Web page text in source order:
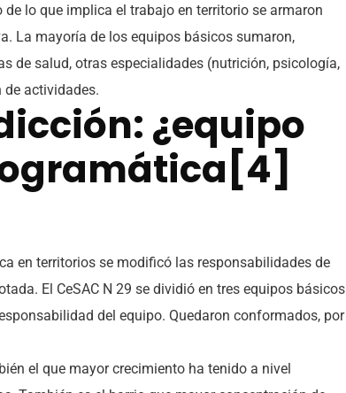
lo que implica el trabajo en territorio se armaron
La mayoría de los equipos básicos sumaron,
de salud, otras especialidades (nutrición, psicología,
actividades.
¿equipo
en territorios se modificó las responsabilidades de
El CeSAC N 29 se dividió en tres equipos básicos
del equipo. Quedaron conformados, por
el que mayor crecimiento ha tenido a nivel